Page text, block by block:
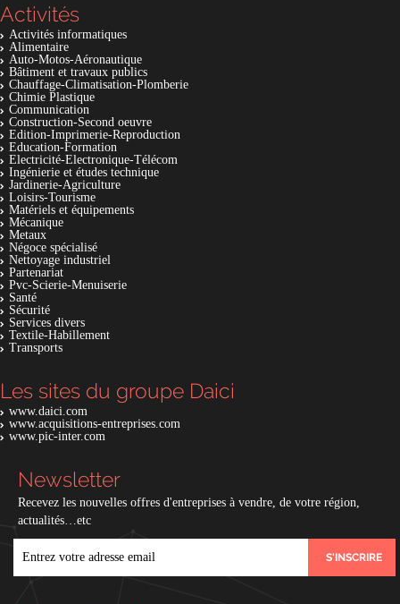
Activités
Activités informatiques
Alimentaire
Auto-Motos-Aéronautique
Bâtiment et travaux publics
Chauffage-Climatisation-Plomberie
Chimie Plastique
Communication
Construction-Second oeuvre
Edition-Imprimerie-Reproduction
Education-Formation
Electricité-Electronique-Télécom
Ingénierie et études technique
Jardinerie-Agriculture
Loisirs-Tourisme
Matériels et équipements
Mécanique
Metaux
Négoce spécialisé
Nettoyage industriel
Partenariat
Pvc-Scierie-Menuiserie
Santé
Sécurité
Services divers
Textile-Habillement
Transports
Les sites du groupe Daici
www.daici.com
www.acquisitions-entreprises.com
www.pic-inter.com
Newsletter
Recevez les nouvelles offres d'entreprises à vendre, de votre région,
actualités…etc